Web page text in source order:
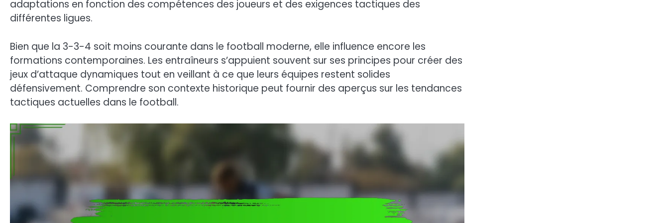
adaptations en fonction des compétences des joueurs et des exigences tactiques des
différentes ligues.
Bien que la 3-3-4 soit moins courante dans le football moderne, elle influence encore les
formations contemporaines. Les entraîneurs s’appuient souvent sur ses principes pour créer des
jeux d’attaque dynamiques tout en veillant à ce que leurs équipes restent solides
défensivement. Comprendre son contexte historique peut fournir des aperçus sur les tendances
tactiques actuelles dans le football.